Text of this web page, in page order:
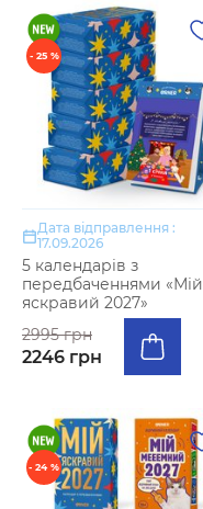
- 25 %
Дата відправлення :
17.09.2026
5 календарів з
передбаченнями «Мій
яскравий 2027»
2995 грн
2246 грн
- 24 %